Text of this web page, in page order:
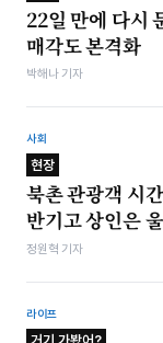
22일 만에 다시
매각도 본격화
박해나 기자
사회
현장
북촌 관광객 시
반기고 상인은
정원혁 기자
라이프